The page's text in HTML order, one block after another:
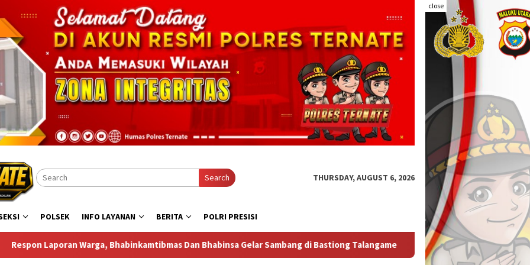
close
Search THURSDAY, AUGUST 6, 2026
POLSEK INFO LAYANAN BERITA POLRI PRESISI
Dan Bhabinsa Gelar Sambang di Bastiong Talangame Kapolda Malut Tegaskan Audit Itwasum Polri Jadi